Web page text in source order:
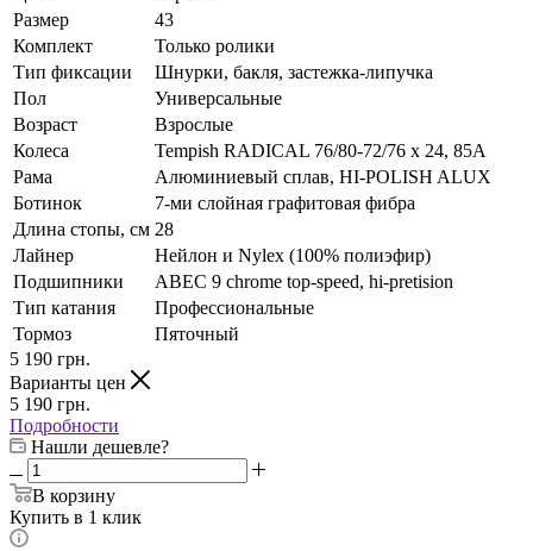
Размер
43
Комплект
Только ролики
Тип фиксации
Шнурки, бакля, застежка-липучка
Пол
Универсальные
Возраст
Взрослые
Колеса
Tempish RADICAL 76/80-72/76 x 24, 85A
Рама
Алюминиевый сплав, HI-POLISH ALUX
Ботинок
7-ми слойная графитовая фибра
Длина стопы, см 28
Лайнер
Нейлон и Nylex (100% полиэфир)
Подшипники
ABEC 9 chrome top-speed, hi-pretision
Тип катания
Профессиональные
Тормоз
Пяточный
5 190 грн.
Варианты цен
5 190 грн.
Подробности
Нашли дешевле?
В корзину
Купить в 1 клик